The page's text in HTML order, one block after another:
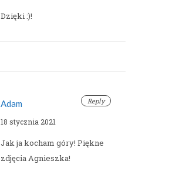
Dzięki :)!
Reply
Adam
18 stycznia 2021
Jak ja kocham góry! Piękne
zdjęcia Agnieszka!